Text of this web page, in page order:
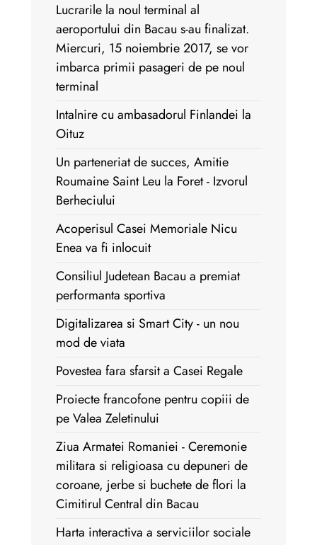
Lucrarile la noul terminal al
aeroportului din Bacau s-au finalizat.
Miercuri, 15 noiembrie 2017, se vor
imbarca primii pasageri de pe noul
terminal
Intalnire cu ambasadorul Finlandei la
Oituz
Un parteneriat de succes, Amitie
Roumaine Saint Leu la Foret - Izvorul
Berheciului
Acoperisul Casei Memoriale Nicu
Enea va fi inlocuit
Consiliul Judetean Bacau a premiat
performanta sportiva
Digitalizarea si Smart City - un nou
mod de viata
Povestea fara sfarsit a Casei Regale
Proiecte francofone pentru copiii de
pe Valea Zeletinului
Ziua Armatei Romaniei - Ceremonie
militara si religioasa cu depuneri de
coroane, jerbe si buchete de flori la
Cimitirul Central din Bacau
Harta interactiva a serviciilor sociale